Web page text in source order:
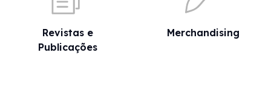
Revistas e
Publicações
Merchandising